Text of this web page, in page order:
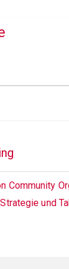
Community
und